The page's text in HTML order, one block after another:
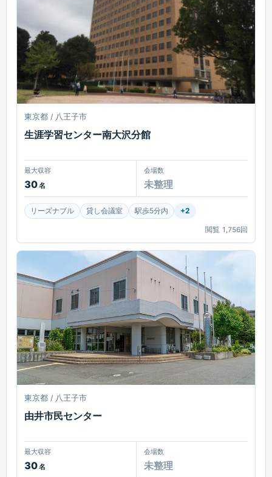
東京都 / 八王子市
生涯学習センター南大沢分館
最大収容
30名
会場数
未整理
リーズナブル 貸し会議室 駅歩5分内 +2
閲覧 1,756回
東京都 / 八王子市
由井市民センター
最大収容
30名
会場数
未整理